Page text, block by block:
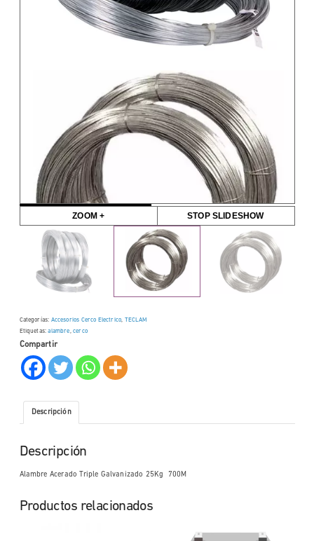
ZOOM + STOP SLIDESHOW
Categorías: Accesorios Cerco Electrico, TECLAM
Etiquetas:alambre,cerco
Compartir
Descripción
Descripción
Alambre Acerado Triple Galvanizado 25Kg 700M
Productos relacionados